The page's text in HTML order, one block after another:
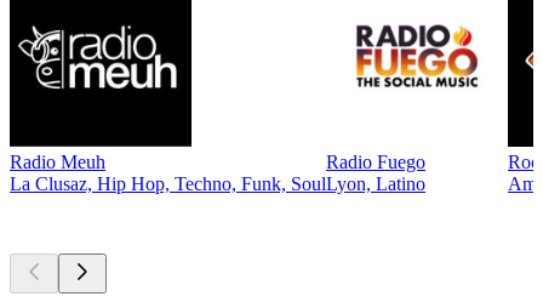
Radio Meuh
La Clusaz, Hip Hop, Techno, Funk, Soul
Radio Fuego
Lyon, Latino